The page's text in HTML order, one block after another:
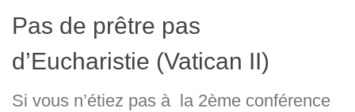
Pas de prêtre pas
d’Eucharistie (Vatican II)
Si vous n’étiez pas à la 2ème conférence